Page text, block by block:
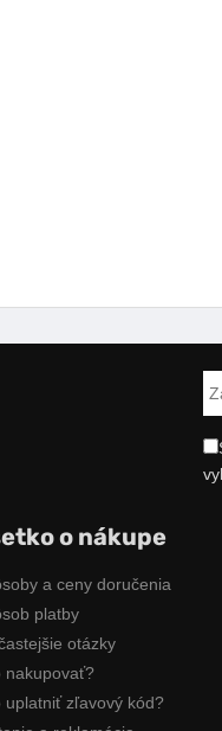
o nákupe
a ceny doručenia
platby
otázky
nakupovať?
uplatniť zľavový kód?